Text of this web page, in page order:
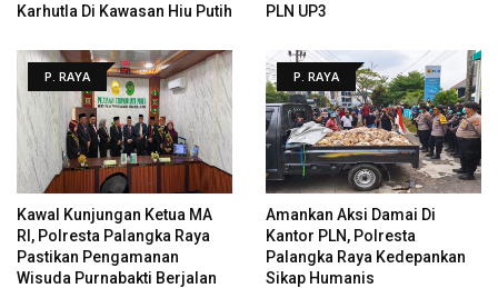
Karhutla Di Kawasan Hiu Putih
PLN UP3
P. RAYA
Kawal Kunjungan Ketua MA
RI, Polresta Palangka Raya
Pastikan Pengamanan
Wisuda Purnabakti Berjalan
P. RAYA
Amankan Aksi Damai Di
Kantor PLN, Polresta
Palangka Raya Kedepankan
Sikap Humanis